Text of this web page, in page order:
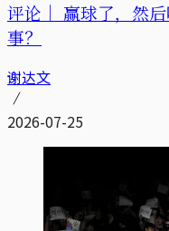
评论｜ 赢球了，然
事？
谢达文
2026-07-25